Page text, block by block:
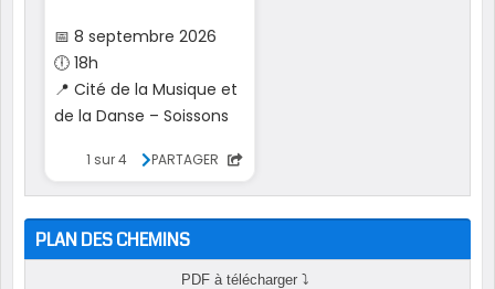
PLAN DES CHEMINS
PDF à télécharger ⤵